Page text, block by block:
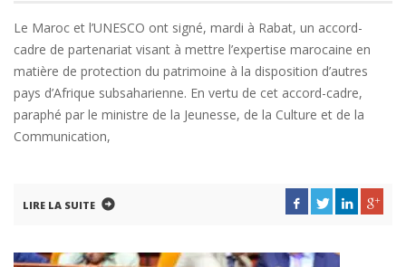
Le Maroc et l’UNESCO ont signé, mardi à Rabat, un accord-
cadre de partenariat visant à mettre l’expertise marocaine en
matière de protection du patrimoine à la disposition d’autres
pays d’Afrique subsaharienne. En vertu de cet accord-cadre,
paraphé par le ministre de la Jeunesse, de la Culture et de la
Communication,
LIRE LA SUITE